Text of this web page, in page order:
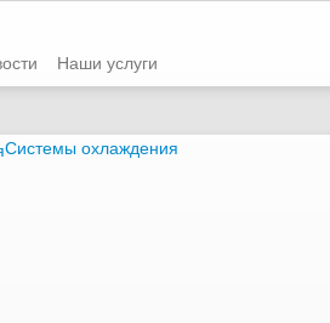
Наши услуги
Системы охлаждения